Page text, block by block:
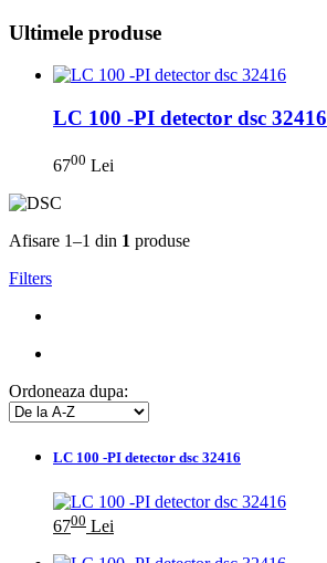
Ultimele produse
LC 100 -PI detector dsc 32416
6700 Lei
Afisare 1–1 din 1 produse
Filters
Ordoneaza dupa:
LC 100 -PI detector dsc 32416
6700 Lei